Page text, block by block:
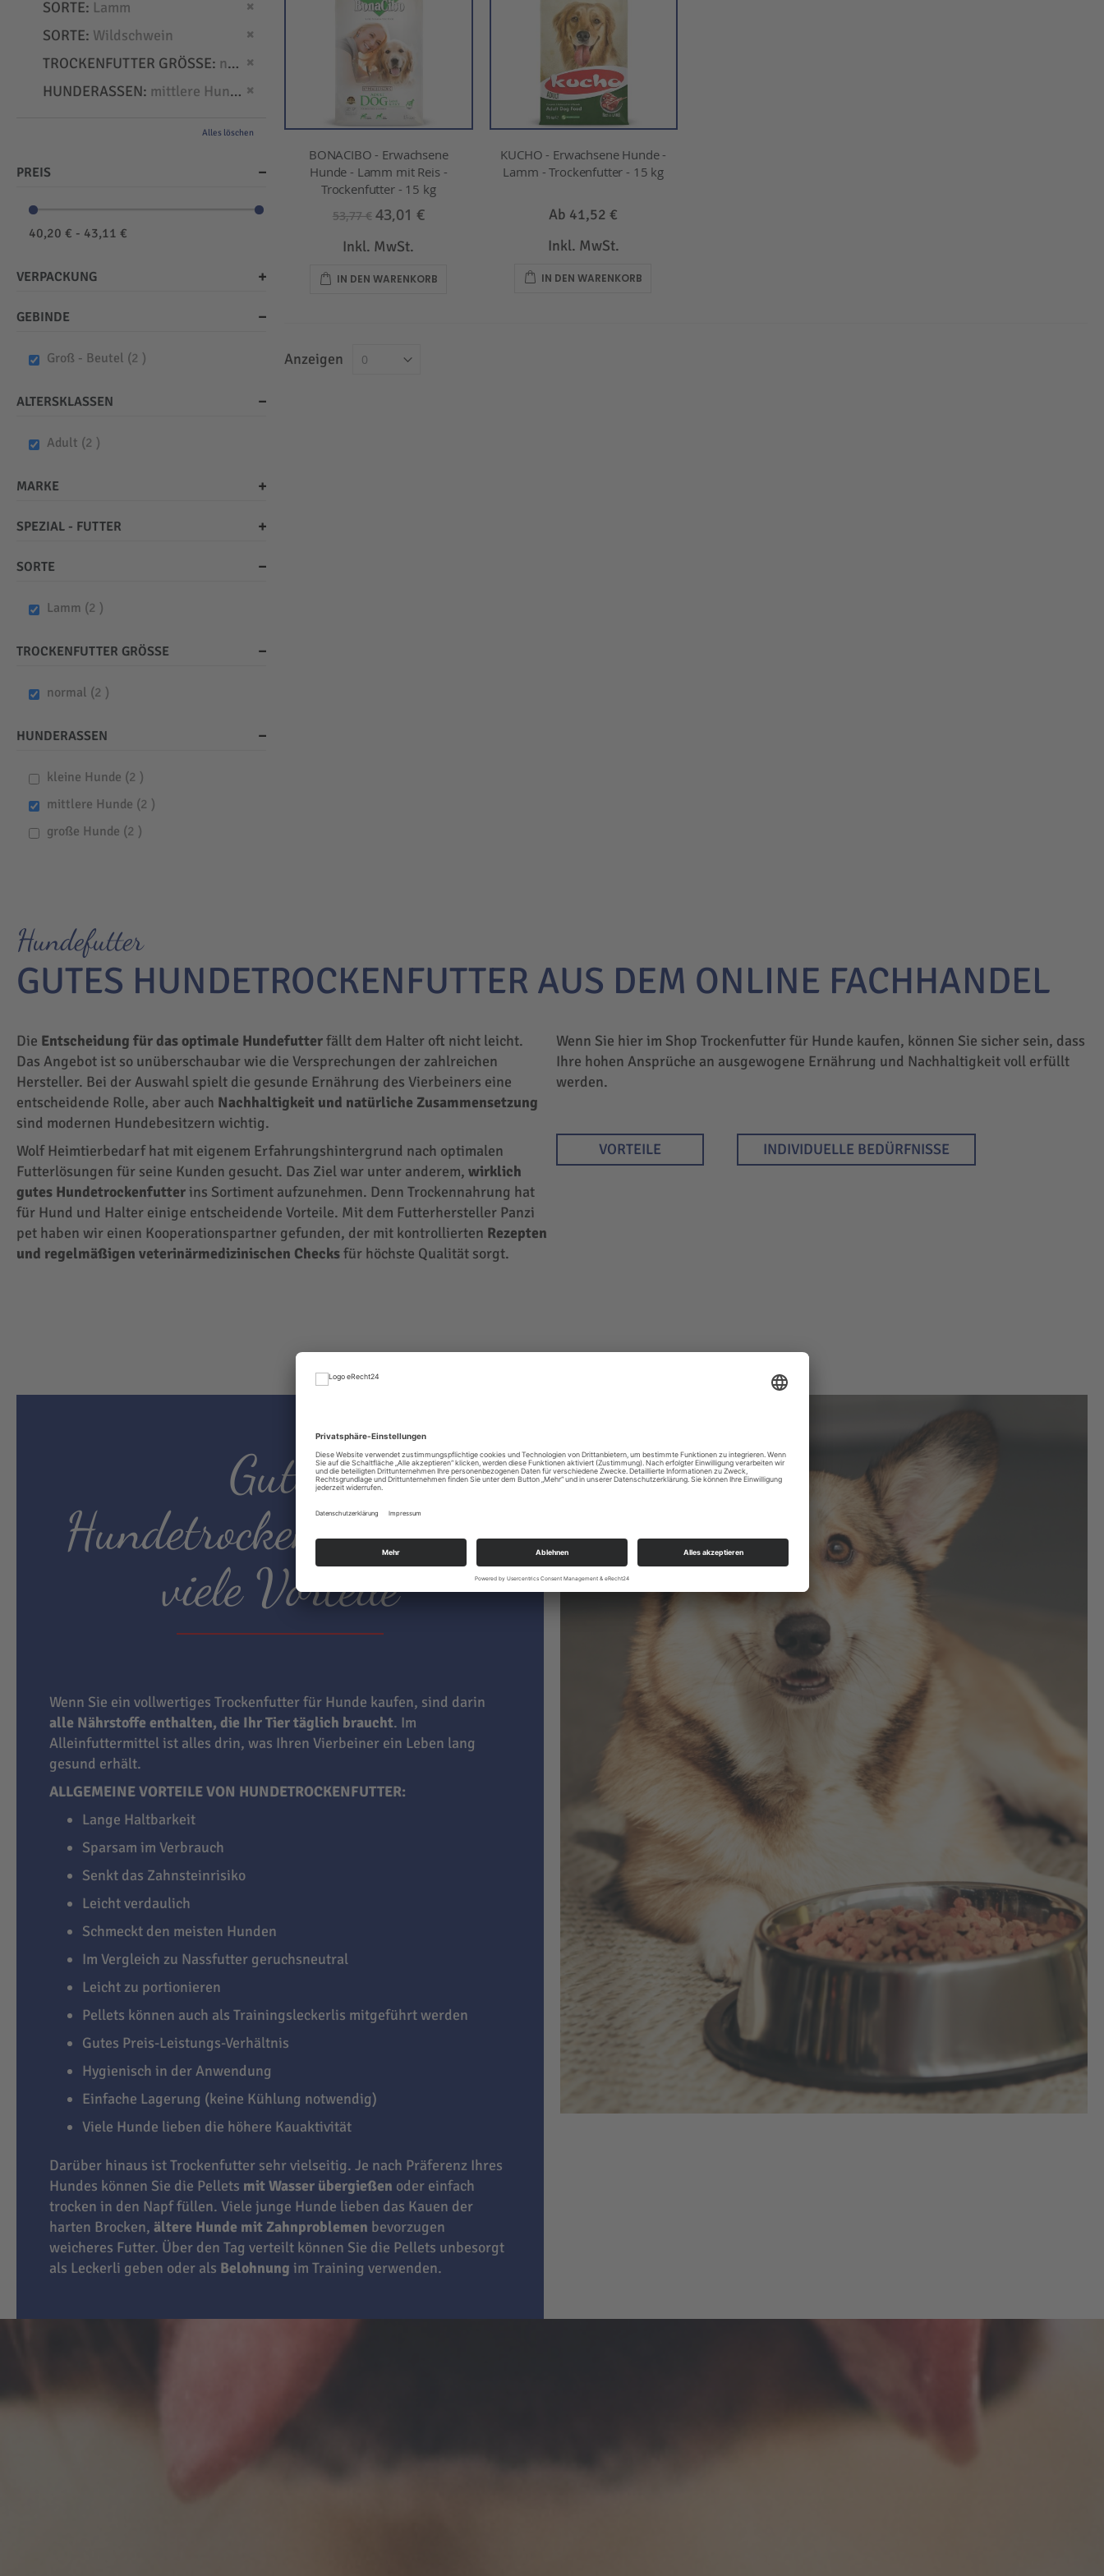
BONACIBO - Erwachsene
Hunde - Lamm mit Reis -
Trockenfutter - 15 kg
53,77 € 43,01 €
Inkl. MwSt.
IN DEN WARENKORB
KUCHO - Erwachsene Hunde -
Lamm - Trockenfutter - 15 kg
Ab 41,52 €
Inkl. MwSt.
IN DEN WARENKORB
Anzeigen
SORTE Lamm
SORTE Wildschwein
TROCKENFUTTER GRÖSSE
normal
HUNDERASSEN mittlere Hunde
Alles löschen
PREIS
40,20 € - 43,11 €
VERPACKUNG
GEBINDE
Groß - Beutel 2 items
ALTERSKLASSEN
Adult 2 items
MARKE
SPEZIAL - FUTTER
SORTE
Lamm 2 items
TROCKENFUTTER GRÖSSE
normal 2 items
HUNDERASSEN
kleine Hunde 2 items
mittlere Hunde 2 items
große Hunde 2 items
Hundefutter
GUTES HUNDETROCKENFUTTER AUS DEM ONLINE FACHHANDEL
Die Entscheidung für das optimale Hundefutterfällt dem Halter oft nicht leicht.
Das Angebot ist so unüberschaubar wie die Versprechungen der zahlreichen
Hersteller. Bei der Auswahl spielt die gesunde Ernährung des Vierbeiners eine
entscheidende Rolle, aber auch Nachhaltigkeit und natürliche Zusammensetzung
sind modernen Hundebesitzern wichtig.
Wolf Heimtierbedarf hat mit eigenem Erfahrungshintergrund nach optimalen
Futterlösungen für seine Kunden gesucht. Das Ziel war unter anderem, wirklich
gutes Hundetrockenfutter ins Sortiment aufzunehmen. Denn Trockennahrung hat
für Hund und Halter einige entscheidende Vorteile. Mit dem Futterhersteller Panzi
pet haben wir einen Kooperationspartner gefunden, der mit kontrollierten Rezepten
und regelmäßigen veterinärmedizinischen Checksfür höchste Qualität sorgt.
Wenn Sie hier im Shop Trockenfutter für Hunde kaufen, können Sie sicher sein, dass
Ihre hohen Ansprüche an ausgewogene Ernährung und Nachhaltigkeit voll erfüllt
werden.
VORTEILE INDIVIDUELLE BEDÜRFNISSE
Gutes
Hundetrockenfutter hat
viele Vorteile
Wenn Sie ein vollwertiges Trockenfutter für Hunde kaufen, sind darin
alle Nährstoffe enthalten, die Ihr Tier täglich braucht. Im
Alleinfuttermittel ist alles drin, was Ihren Vierbeiner ein Leben lang
gesund erhält.
ALLGEMEINE VORTEILE VON HUNDETROCKENFUTTER:
Lange Haltbarkeit
Sparsam im Verbrauch
Senkt das Zahnsteinrisiko
Leicht verdaulich
Schmeckt den meisten Hunden
Im Vergleich zu Nassfutter geruchsneutral
Leicht zu portionieren
Pellets können auch als Trainingsleckerlis mitgeführt werden
Gutes Preis-Leistungs-Verhältnis
Hygienisch in der Anwendung
Einfache Lagerung (keine Kühlung notwendig)
Viele Hunde lieben die höhere Kauaktivität
Darüber hinaus ist Trockenfutter sehr vielseitig. Je nach Präferenz Ihres
Hundes können Sie die Pellets mit Wasser übergießen oder einfach
trocken in den Napf füllen. Viele junge Hunde lieben das Kauen der
harten Brocken, ältere Hunde mit Zahnproblemen bevorzugen
weicheres Futter. Über den Tag verteilt können Sie die Pellets unbesorgt
als Leckerli geben oder als Belohnung im Training verwenden.